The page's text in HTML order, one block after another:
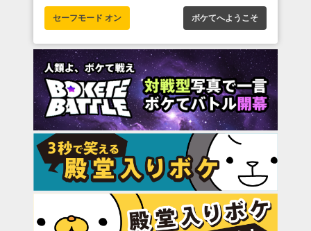
セーフモード オン ボケてへようこそ